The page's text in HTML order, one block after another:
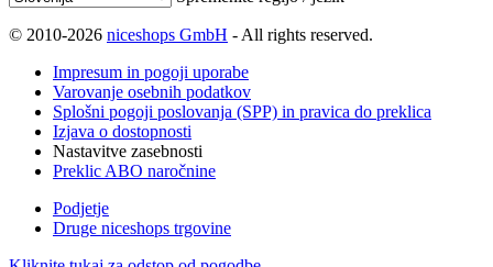
© 2010-2026 niceshops GmbH - All rights reserved.
Impresum in pogoji uporabe
Varovanje osebnih podatkov
Splošni pogoji poslovanja (SPP) in pravica do preklica
Izjava o dostopnosti
Nastavitve zasebnosti
Preklic ABO naročnine
Podjetje
Druge niceshops trgovine